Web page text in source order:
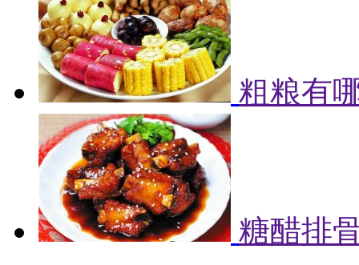
粗粮有
糖醋排